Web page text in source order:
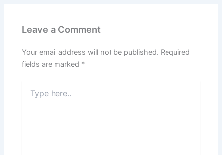
Leave a Comment
Your email address will not be published. Required
fields are marked *
here..